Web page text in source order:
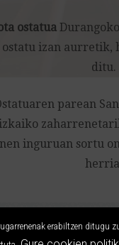
ostatua
ostatu izan aurretik,
ditu.
parean
inguruan sortu
erabiltzen ditugu